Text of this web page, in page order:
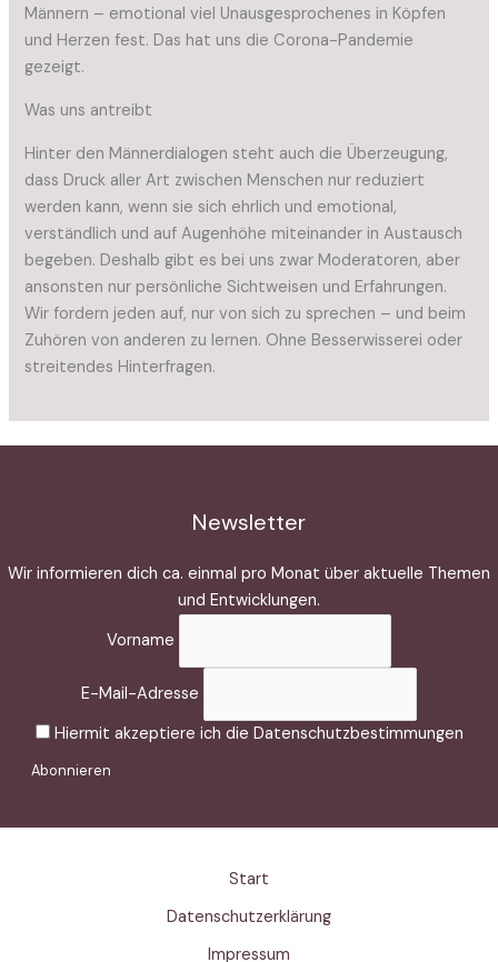
Männern – emotional viel Unausgesprochenes in Köpfen
und Herzen fest. Das hat uns die Corona-Pandemie
gezeigt.
Was uns antreibt
Hinter den Männerdialogen steht auch die Überzeugung,
dass Druck aller Art zwischen Menschen nur reduziert
werden kann, wenn sie sich ehrlich und emotional,
verständlich und auf Augenhöhe miteinander in Austausch
begeben. Deshalb gibt es bei uns zwar Moderatoren, aber
ansonsten nur persönliche Sichtweisen und Erfahrungen.
Wir fordern jeden auf, nur von sich zu sprechen – und beim
Zuhören von anderen zu lernen. Ohne Besserwisserei oder
streitendes Hinterfragen.
Newsletter
Wir informieren dich ca. einmal pro Monat über aktuelle Themen
und Entwicklungen.
Vorname
E-Mail-Adresse
Hiermit akzeptiere ich die Datenschutzbestimmungen
Start
Datenschutzerklärung
Impressum